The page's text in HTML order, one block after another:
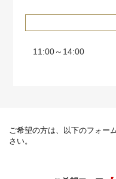
11:00～14:00